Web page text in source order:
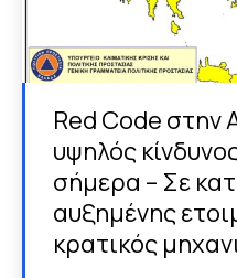
Red Code στην
υψηλός
σήμερα – Σε
αυξημένης
κρατικός